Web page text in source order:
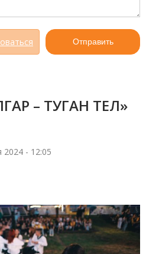
Отправить
– ТУГАН ТЕЛ»
2024 - 12:05